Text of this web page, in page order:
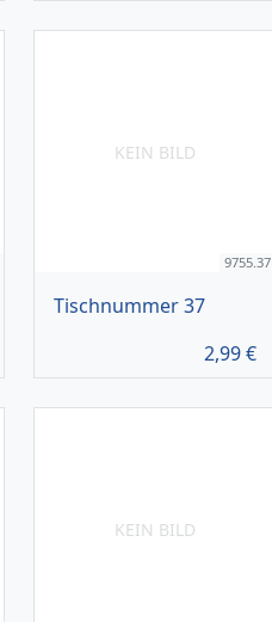
KEIN BILD
9755.37
Tischnummer 37
2,99€
KEIN BILD